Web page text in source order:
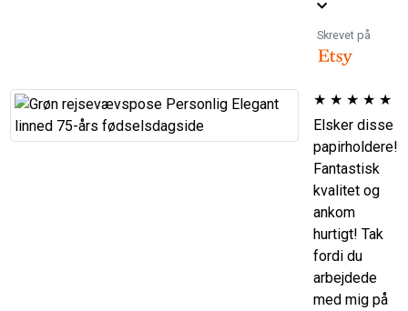
Skrevet på
★ ★ ★ ★ ★
Elsker disse
papirholdere!
Fantastisk
kvalitet og
ankom
hurtigt! Tak
fordi du
arbejdede
med mig på